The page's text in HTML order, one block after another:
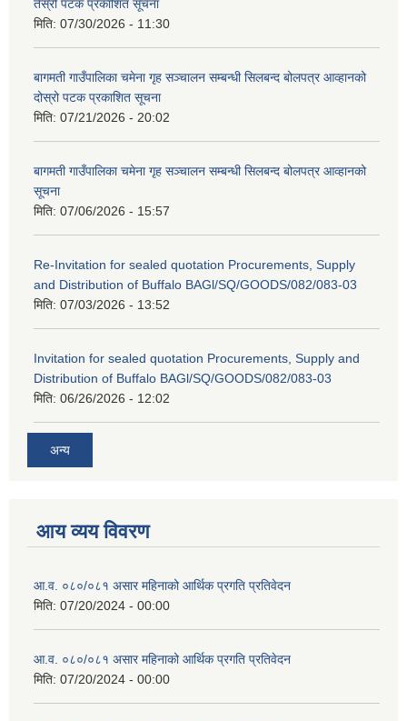
तेस्रो पटक प्रकाशित सूचना
मिति: 07/30/2026 - 11:30
बागमती गाउँपालिका चमेना गृह सञ्चालन सम्बन्धी सिलबन्द बोलपत्र आव्हानको
दोस्रो पटक प्रकाशित सूचना
मिति: 07/21/2026 - 20:02
बागमती गाउँपालिका चमेना गृह सञ्चालन सम्बन्धी सिलबन्द बोलपत्र आव्हानको
सूचना
मिति: 07/06/2026 - 15:57
Re-Invitation for sealed quotation Procurements, Supply
and Distribution of Buffalo BAGl/SQ/GOODS/082/083-03
मिति: 07/03/2026 - 13:52
Invitation for sealed quotation Procurements, Supply and
Distribution of Buffalo BAGl/SQ/GOODS/082/083-03
मिति: 06/26/2026 - 12:02
अन्य
आय व्यय विवरण
आ.व. ०८०/०८१ असार महिनाको आर्थिक प्रगति प्रतिवेदन
मिति: 07/20/2024 - 00:00
आ.व. ०८०/०८१ असार महिनाको आर्थिक प्रगति प्रतिवेदन
मिति: 07/20/2024 - 00:00